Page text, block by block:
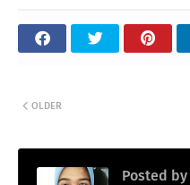
OLDER
Posted by